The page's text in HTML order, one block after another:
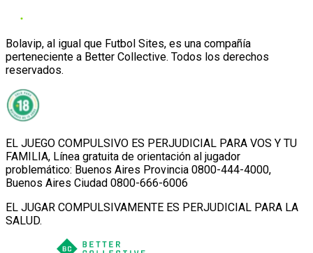
Bolavip, al igual que Futbol Sites, es una compañía
perteneciente a Better Collective. Todos los derechos
reservados.
EL JUEGO COMPULSIVO ES PERJUDICIAL PARA VOS Y TU
FAMILIA, Línea gratuita de orientación al jugador
problemático: Buenos Aires Provincia 0800-444-4000,
Buenos Aires Ciudad 0800-666-6006
EL JUGAR COMPULSIVAMENTE ES PERJUDICIAL PARA LA
SALUD.